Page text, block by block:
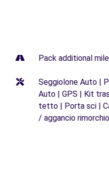
Pack additional
Seggiolone Auto |
Auto | GPS | Kit
tetto | Porta sci |
/ aggancio